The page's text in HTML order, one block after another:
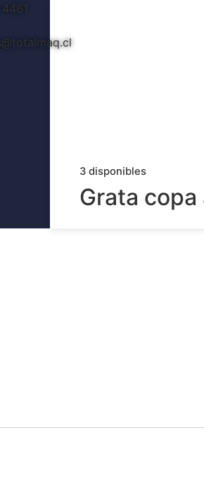
3 disponibles
Grata copa